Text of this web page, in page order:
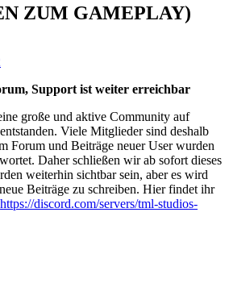
ZUM GAMEPLAY)
Support ist weiter erreichbar
große und aktive Community auf
Viele Mitglieder sind deshalb
Forum und Beiträge neuer User wurden
Daher schließen wir ab sofort dieses
weiterhin sichtbar sein, aber es wird
Beiträge zu schreiben. Hier findet ihr
https://discord.com/servers/tml-studios-